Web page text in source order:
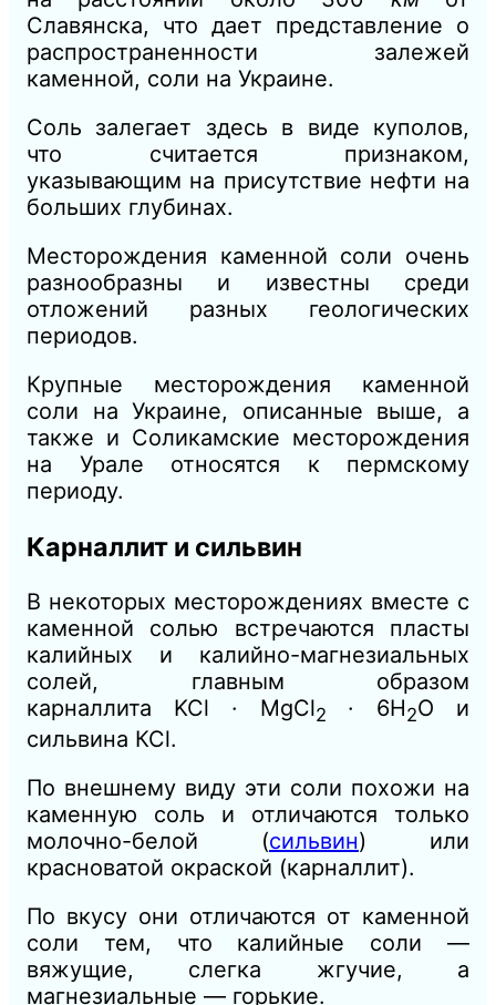
Славянска, что дает представление о
распространенности залежей
каменной, соли на Украине.
Соль залегает здесь в виде куполов,
что считается признаком,
указывающим на присутствие нефти на
больших глубинах.
Месторождения каменной соли очень
разнообразны и известны среди
отложений разных геологических
периодов.
Крупные месторождения каменной
соли на Украине, описанные выше, а
также и Соликамские месторождения
на Урале относятся к пермскому
периоду.
Карналлит и сильвин
В некоторых месторождениях вместе с
каменной солью встречаются пласты
калийных и калийно-магнезиальных
солей, главным образом
карналлита KCl · MgCl2 · 6Н2O и
сильвина КСl.
По внешнему виду эти соли похожи на
каменную соль и отличаются только
молочно-белой (сильвин) или
красноватой окраской (карналлит).
По вкусу они отличаются от каменной
соли тем, что калийные соли —
вяжущие, слегка жгучие, а
магнезиальные — горькие.